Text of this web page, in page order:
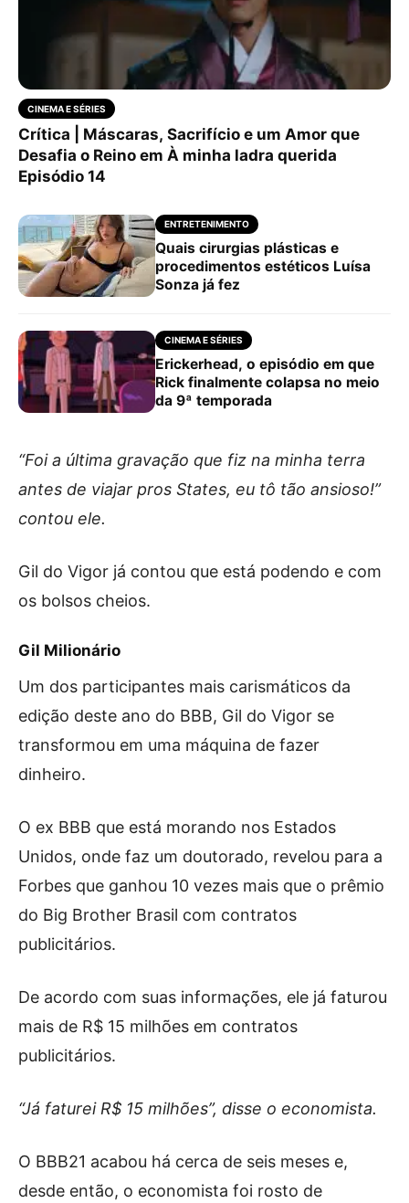
CINEMA E SÉRIES
Crítica | Máscaras, Sacrifício e um Amor que
Desafia o Reino em À minha ladra querida
Episódio 14
ENTRETENIMENTO
Quais cirurgias plásticas e
procedimentos estéticos Luísa
Sonza já fez
CINEMA E SÉRIES
Erickerhead, o episódio em que
Rick finalmente colapsa no meio
da 9ª temporada
“Foi a última gravação que fiz na minha terra
antes de viajar pros States, eu tô tão ansioso!”
contou ele.
Gil do Vigor já contou que está podendo e com
os bolsos cheios.
Gil Milionário
Um dos participantes mais carismáticos da
edição deste ano do BBB, Gil do Vigor se
transformou em uma máquina de fazer
dinheiro.
O ex BBB que está morando nos Estados
Unidos, onde faz um doutorado, revelou para a
Forbes que ganhou 10 vezes mais que o prêmio
do Big Brother Brasil com contratos
publicitários.
De acordo com suas informações, ele já faturou
mais de R$ 15 milhões em contratos
publicitários.
“Já faturei R$ 15 milhões”, disse o economista.
O BBB21 acabou há cerca de seis meses e,
desde então, o economista foi rosto de